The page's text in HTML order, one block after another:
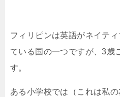
フィリピンは英語がネイテ
ている国の一つですが、3歳
す。
ある小学校では（これは私の